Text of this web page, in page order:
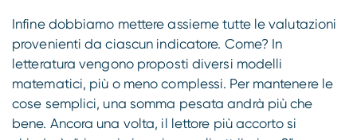
Infine dobbiamo mettere assieme tutte le valutazioni
provenienti da ciascun indicatore. Come? In
letteratura vengono proposti diversi modelli
matematici, più o meno complessi. Per mantenere le
cose semplici, una somma pesata andrà più che
bene. Ancora una volta, il lettore più accorto si